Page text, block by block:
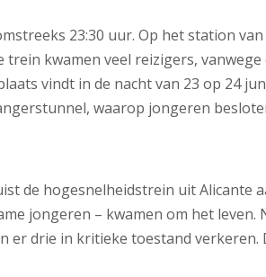
23:30 uur. Op het station
kwamen veel reizigers, vanwege
vindt in de nacht van 23 op 24
waarop jongeren
de hogesnelheidstrein uit Alicante
jongeren – kwamen om het
er drie in kritieke toestand